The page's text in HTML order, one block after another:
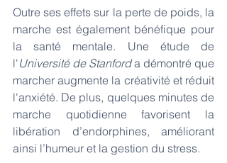
Outre ses effets sur la perte de poids, la
marche est également bénéfique pour
la santé mentale. Une étude de
l'Université de Stanford a démontré que
marcher augmente la créativité et réduit
l'anxiété. De plus, quelques minutes de
marche quotidienne favorisent la
libération d’endorphines, améliorant
ainsi l’humeur et la gestion du stress.